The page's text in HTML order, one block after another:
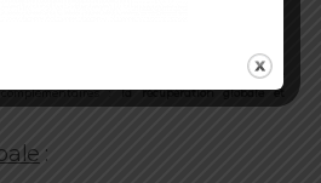
sport, Veinoplus vous permet de choisir entre
:la récupération globale et
: